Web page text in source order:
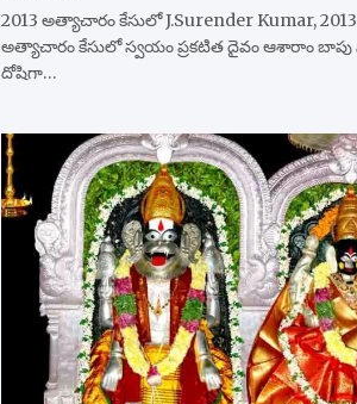
2013 అత్యాచారం కేసులో J.Surender Kumar,
అత్యాచారం కేసులో స్వయం ప్రకటిత దైవం ఆశారాం
దోషిగా…